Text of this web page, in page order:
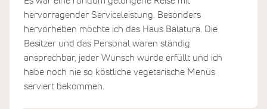
hervorragender Serviceleistung. Besonders
hervorheben möchte ich das Haus Balatura. Die
Besitzer und das Personal waren ständig
ansprechbar, jeder Wunsch wurde erfüllt und ich
habe noch nie so köstliche vegetarische Menüs
serviert bekommen.